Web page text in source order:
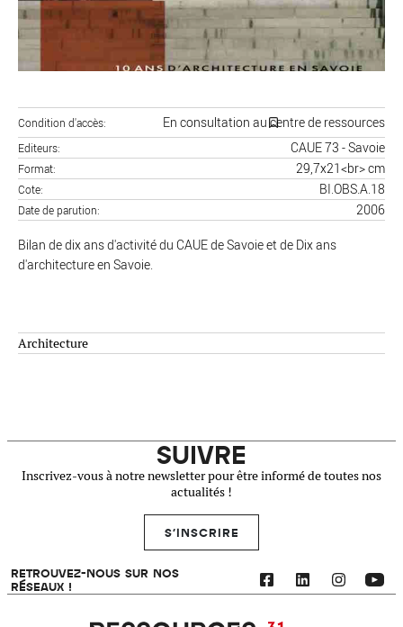
Architecture
Condition d'accès En consultation au centre de ressources
Editeurs CAUE 73 - Savoie
Format 29,7x21<br> cm
Cote BI.OBS.A.18
Date de parution 2006
Bilan de dix ans d'activité du CAUE de Savoie et de Dix ans
d'architecture en Savoie.
SUIVRE
Inscrivez-vous à notre newsletter pour être informé de toutes nos
actualités !
S'INSCRIRE
RETROUVEZ-NOUS SUR NOS
RÉSEAUX !